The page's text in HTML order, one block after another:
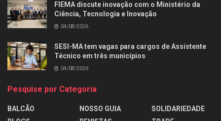
FIEMA discute inovação com o Ministério da
Ciência, Tecnologia e Inovação
04/08/2026
SESI-MA tem vagas para cargos de Assistente
Técnico em três municípios
04/08/2026
Pesquise por Categoria
BALCÃO
NOSSO GUIA
SOLIDARIEDADE